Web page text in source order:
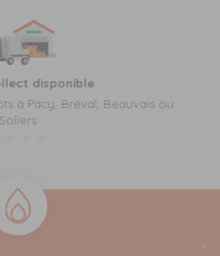
disponible
à Pacy, Bréval, Beauvais ou
Soliers